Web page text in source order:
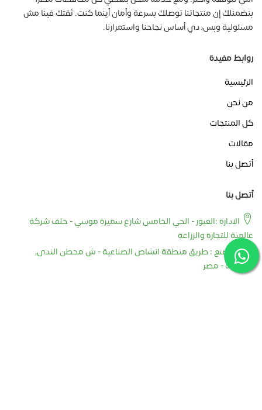
بنضمنلك إن منتجاتنا توصلك بسرعة وأمان أينما كنت. ثقتك فينا مش
مسئولية وبس، دي أساس نجاحنا واستمرارنا.
روابط مفيدة
الرئيسية
من نحن
كل المنتجات
مقالات
أتصل بنا
أتصل بنا
الادارة :العبور - الحي الخامس شارع سميرة موسي - خلف شركة
عالمية للتجارة والزراعة
المصنع : طريق منطقة انشاص الصناعية - ش محطن الندى,
الشرقية - مصر